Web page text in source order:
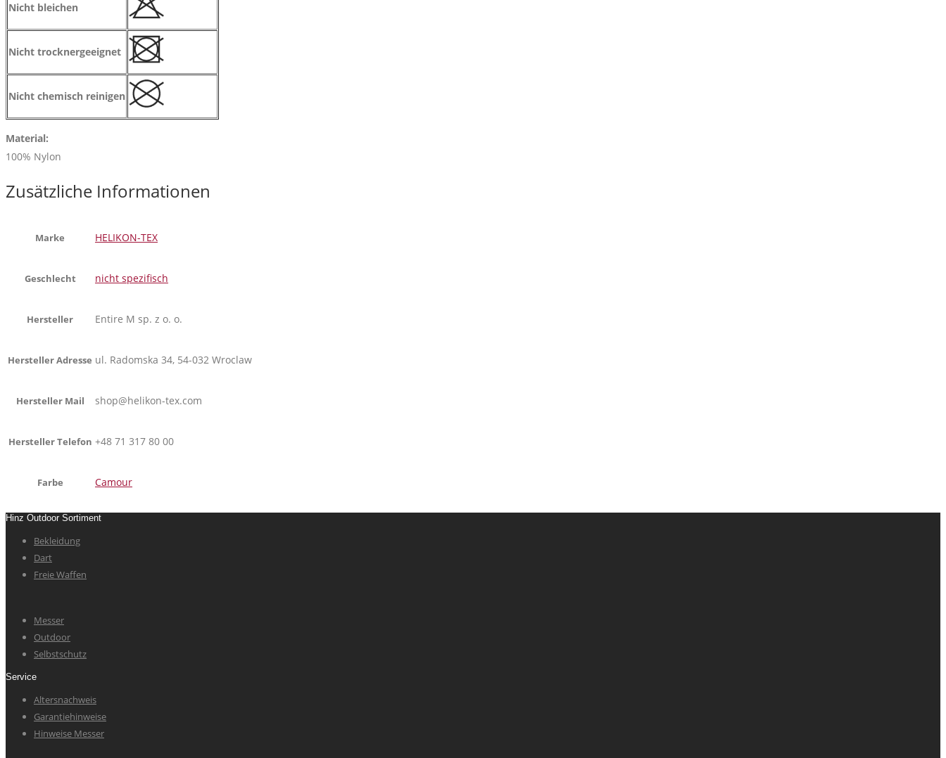
Nicht bleichen
Nicht trocknergeeignet
Nicht chemisch reinigen
Material:
100% Nylon
Zusätzliche Informationen
Marke HELIKON-TEX
Geschlecht nicht spezifisch
Hersteller Entire M sp. z o. o.
Hersteller Adresse ul. Radomska 34, 54-032 Wroclaw
Hersteller Mail shop@helikon-tex.com
Hersteller Telefon +48 71 317 80 00
Farbe Camour
Hinz Outdoor Sortiment
Bekleidung
Dart
Freie Waffen
Messer
Outdoor
Selbstschutz
Service
Altersnachweis
Garantiehinweise
Hinweise Messer